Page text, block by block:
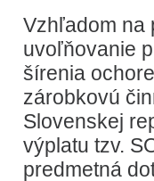
Vzhľadom na
uvoľňovanie
šírenia
zárobkovú
Slovenskej
výplatu tzv.
predmetná